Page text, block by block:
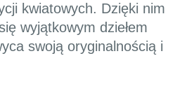
kwiatowych. Dzięki nim
wyjątkowym dziełem
swoją oryginalnością i